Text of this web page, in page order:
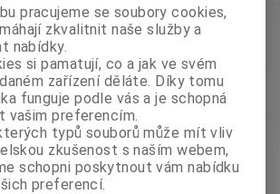
na výrobek
výrobek
popis Diskuze
bez laktózy, bez pšeničného
vegan
pracujeme se soubory cookies,
zkvalitnit naše služby a
nabídky.
si pamatují, co a jak ve svém
zařízení děláte. Díky tomu
funguje podle vás a je schopná
vašim preferencím.
typů souborů může mít vliv
zkušenost s naším webem,
schopni poskytnout vám nabídku
preferencí.